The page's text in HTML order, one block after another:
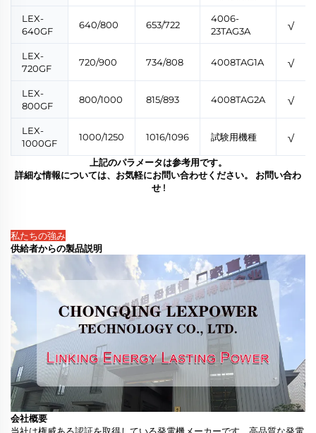
LEX-
640GF
640/800 653/722
4006-
23TAG3A
√
LEX-
720GF
720/900 734/808 4008TAG1A √
LEX-
800GF
800/1000 815/893 4008TAG2A √
LEX-
1000GF
1000/1250 1016/1096 試験用機種 √
上記のパラメータは参考用です。
詳細な情報については、お気軽にお問い合わせください。 お問い合わ
せ !
私たちの強み
供給者からの製品説明
会社概要
当社は権威ある認証を取得している発電機メーカーです。高品質な発電